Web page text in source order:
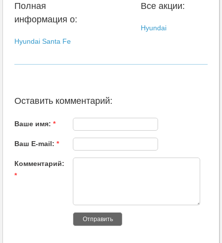
Полная
информация о:
Hyundai Santa Fe
Все акции:
Hyundai
Оставить комментарий:
Ваше имя: *
Ваш E-mail: *
Комментарий:
*
Отправить